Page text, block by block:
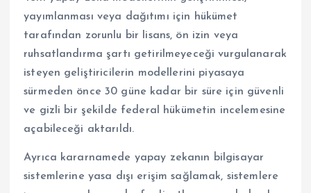
yayımlanması veya dağıtımı için hükümet
tarafından zorunlu bir lisans, ön izin veya
ruhsatlandırma şartı getirilmeyeceği vurgulanarak
isteyen geliştiricilerin modellerini piyasaya
sürmeden önce 30 güne kadar bir süre için güvenli
ve gizli bir şekilde federal hükümetin incelemesine
açabileceği aktarıldı.
Ayrıca kararnamede yapay zekanın bilgisayar
sistemlerine yasa dışı erişim sağlamak, sistemlere